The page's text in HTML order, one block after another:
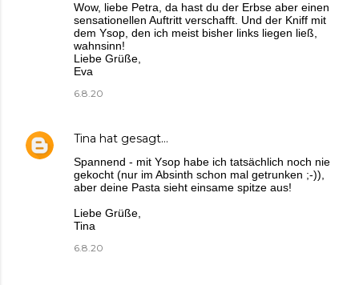
Wow, liebe Petra, da hast du der Erbse aber einen
sensationellen Auftritt verschafft. Und der Kniff mit
dem Ysop, den ich meist bisher links liegen ließ,
wahnsinn!
Liebe Grüße,
Eva
6.8.20
Tina hat gesagt…
Spannend - mit Ysop habe ich tatsächlich noch nie
gekocht (nur im Absinth schon mal getrunken ;-)),
aber deine Pasta sieht einsame spitze aus!
Liebe Grüße,
Tina
6.8.20